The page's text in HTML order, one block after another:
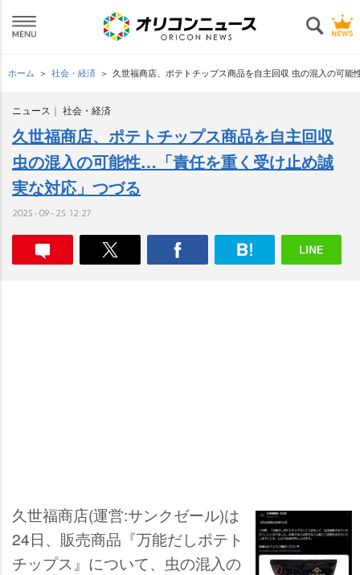
ホーム 社会・経済 久世福商店、ポテトチップス商品を自主回収 虫の混入の可
ニュース 社会・経済
久世福商店、ポテトチップス商品を自主回収
虫の混入の可能性…「責任を重く受け止め誠
実な対応」つづる
2025-09-25 12:27
久世福商店(運営:サンクゼール)は
24日、販売商品『万能だしポテト
チップス』について、虫の混入の